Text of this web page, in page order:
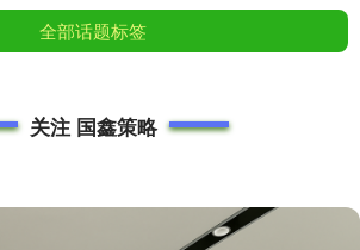
全部话题标签
关注 国鑫策略